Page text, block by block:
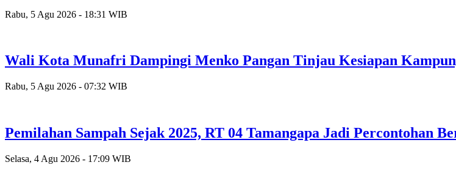
Rabu, 5 Agu 2026 - 18:31 WIB
Wali Kota Munafri Dampingi Menko Pangan Tinjau Kesiapan
Rabu, 5 Agu 2026 - 07:32 WIB
Pemilahan Sampah Sejak 2025, RT 04 Tamangapa Jadi Percontohan
Selasa, 4 Agu 2026 - 17:09 WIB